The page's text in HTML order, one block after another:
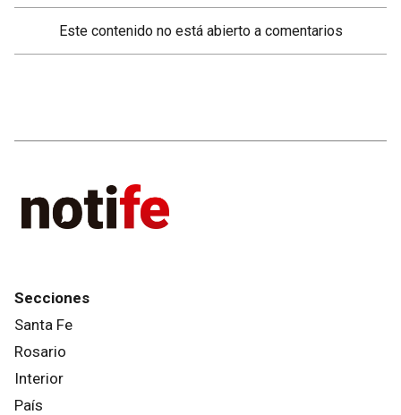
Este contenido no está abierto a comentarios
Secciones
Santa Fe
Rosario
Interior
País